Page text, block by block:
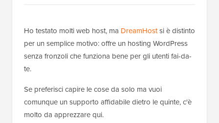
Ho testato molti web host, ma DreamHostsi è distinto
per un semplice motivo: offre un hosting WordPress
senza fronzoli che funziona bene per gli utenti fai-da-
te.
Se preferisci capire le cose da solo ma vuoi
comunque un supporto affidabile dietro le quinte, c'è
molto da apprezzare qui.